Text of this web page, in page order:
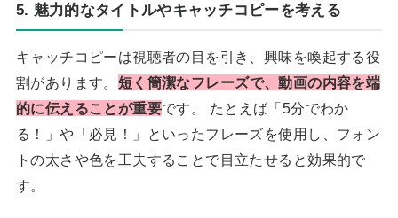
5. 魅力的なタイトルやキャッチコピーを考える
キャッチコピーは視聴者の目を引き、興味を喚起する役
割があります。 短く簡潔なフレーズで、動画の内容を端
的に伝えることが重要です。 たとえば「5分でわか
る！」や「必見！」といったフレーズを使用し、フォン
トの太さや色を工夫することで目立たせると効果的で
す。